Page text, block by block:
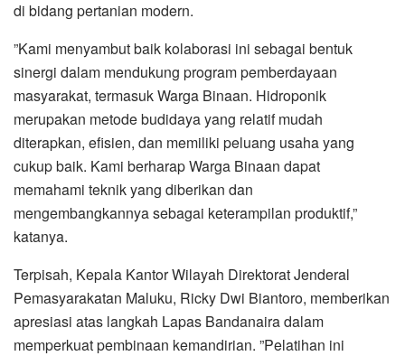
di bidang pertanian modern.
‎”Kami menyambut baik kolaborasi ini sebagai bentuk
sinergi dalam mendukung program pemberdayaan
masyarakat, termasuk Warga Binaan. Hidroponik
merupakan metode budidaya yang relatif mudah
diterapkan, efisien, dan memiliki peluang usaha yang
cukup baik. Kami berharap Warga Binaan dapat
memahami teknik yang diberikan dan
mengembangkannya sebagai keterampilan produktif,”
katanya.
‎Terpisah, Kepala Kantor Wilayah Direktorat Jenderal
Pemasyarakatan Maluku, Ricky Dwi Biantoro, memberikan
apresiasi atas langkah Lapas Bandanaira dalam
memperkuat pembinaan kemandirian. ‎”Pelatihan ini